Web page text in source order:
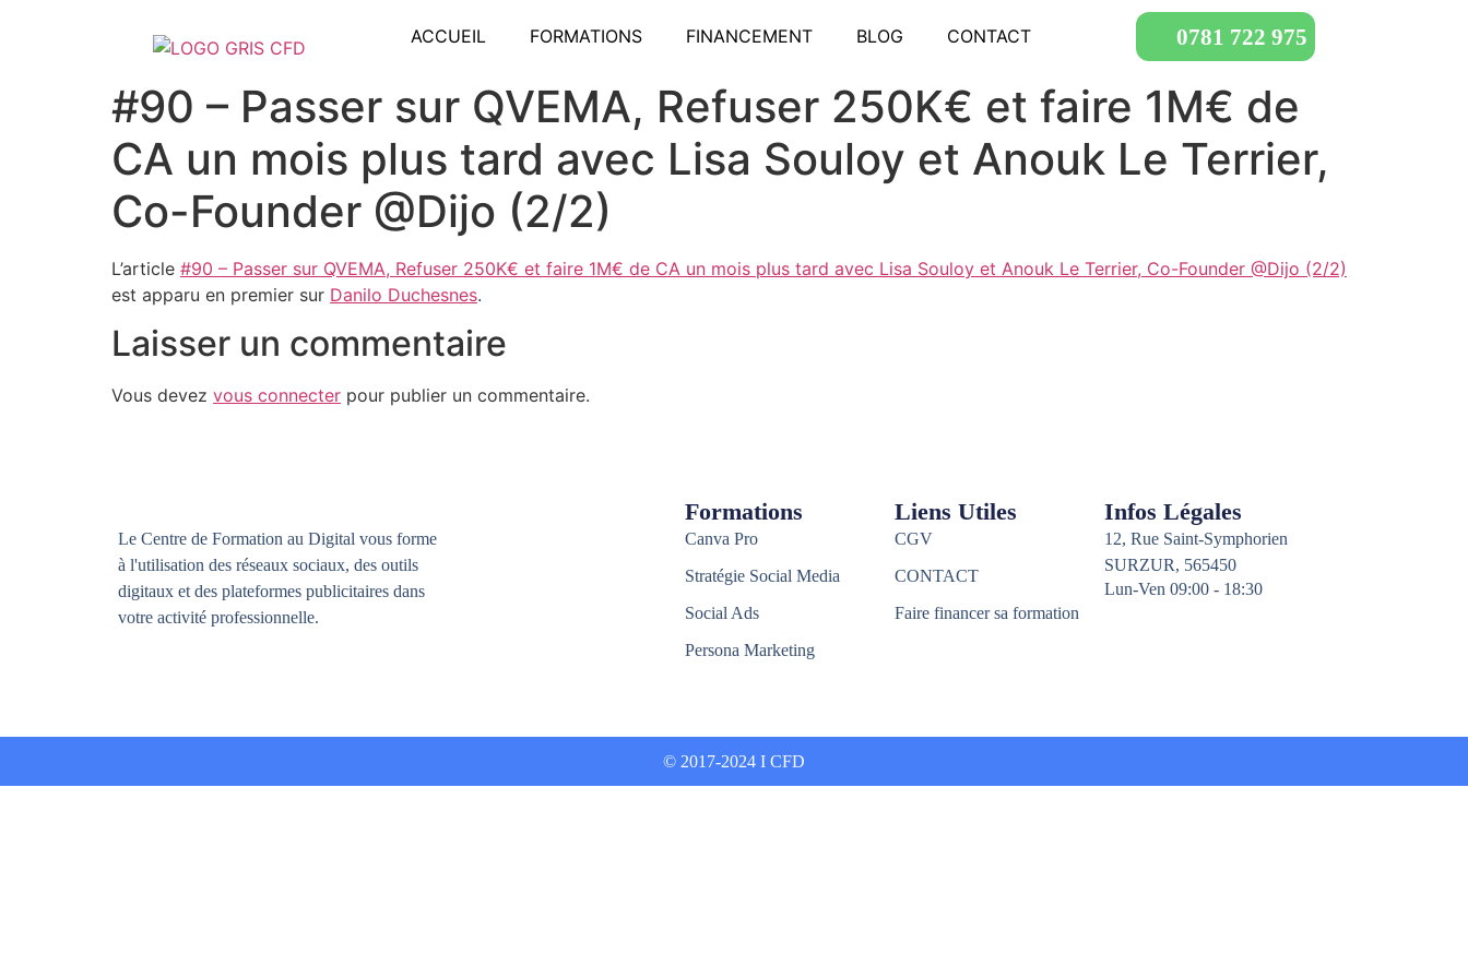
ACCUEIL FORMATIONS FINANCEMENT BLOG CONTACT 0781 722 975
#90 – Passer sur QVEMA, Refuser 250K€ et faire 1M€ de
CA un mois plus tard avec Lisa Souloy et Anouk Le Terrier,
Co-Founder @Dijo (2/2)
L’article #90 – Passer sur QVEMA, Refuser 250K€ et faire 1M€ de CA un mois plus tard avec Lisa Souloy et Anouk Le Terrier, Co-Founder @Dijo (2/2)
est apparu en premier sur Danilo Duchesnes.
Laisser un commentaire
Vous devez vous connecter pour publier un commentaire.
Le Centre de Formation au Digital vous forme
à l'utilisation des réseaux sociaux, des outils
digitaux et des plateformes publicitaires dans
votre activité professionnelle.
Formations
Canva Pro
Stratégie Social Media
Social Ads
Persona Marketing
Liens Utiles
CGV
CONTACT
Faire financer sa formation
Infos Légales
12, Rue Saint-Symphorien
SURZUR, 565450
Lun-Ven 09:00 - 18:30
© 2017-2024 I CFD